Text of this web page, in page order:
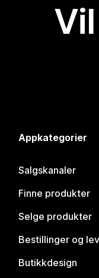
Appkategorier
Salgskanaler
Finne produkter
Selge produkter
Bestillinger og
Butikkdesign